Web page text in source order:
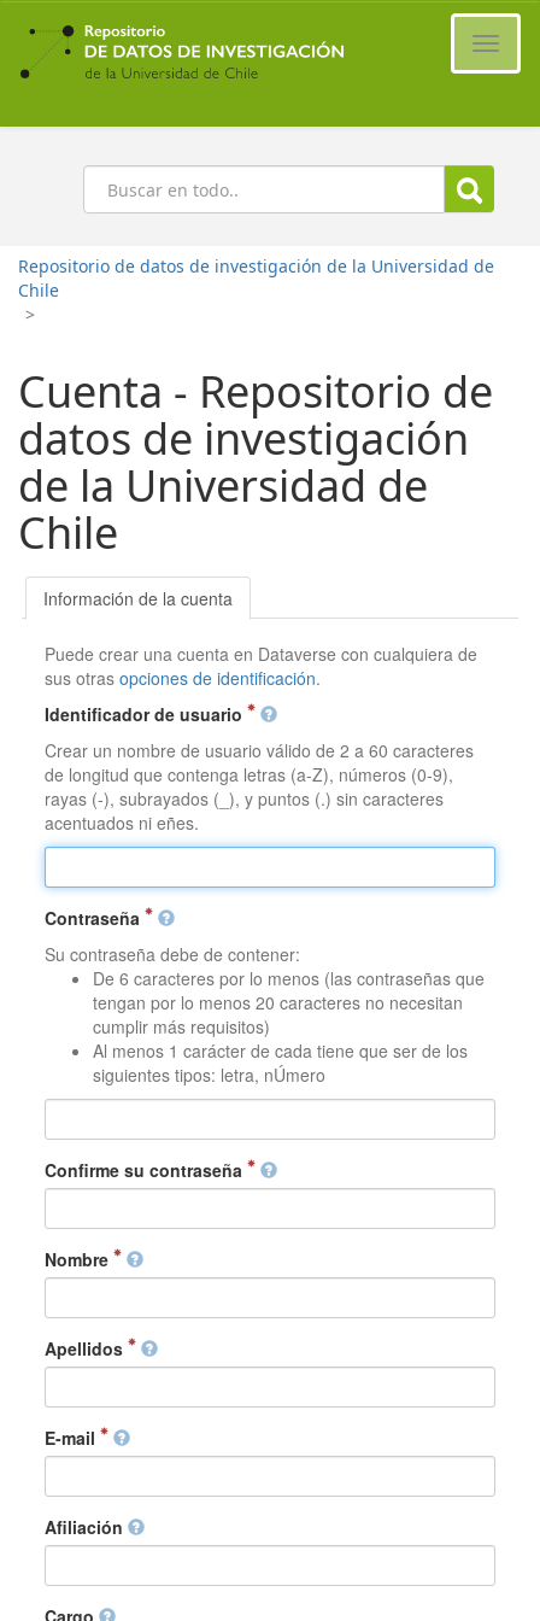
Ir
contenido
principal
Buscar
Repositorio de datos de investigación de la Universidad de
Chile
>
Cuenta - Repositorio de
datos de investigación
de la Universidad de
Chile
Información de la cuenta
Puede crear una cuenta en Dataverse con cualquiera de
sus otrasopciones de identificación.
Identificador de usuario
Crear un nombre de usuario válido de 2 a 60 caracteres
de longitud que contenga letras (a-Z), números (0-9),
rayas (-), subrayados (_), y puntos (.) sin caracteres
acentuados ni eñes.
Contraseña
Su contraseña debe de contener:
De 6 caracteres por lo menos (las contraseñas que
tengan por lo menos 20 caracteres no necesitan
cumplir más requisitos)
Al menos 1 carácter de cada tiene que ser de los
siguientes tipos: letra, nÚmero
Confirme su contraseña
Nombre
Apellidos
E-mail
Afiliación
Cargo